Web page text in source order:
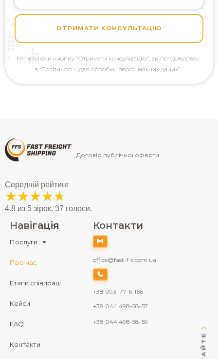
ОТРИМАТИ КОНСУЛЬТАЦІЮ
Натискаючи кнопку ”Отримати консультацію”, ви погоджуєтесь
з “Політикою щодо обробки персональних даних”.
Договір публічної оферти
Середній рейтинг
★★★★★
4.8 из 5 зірок. 37 голоси.
Навігація
Послуги
Про нас
Етапи співпраці
Кейси
FAQ
Контакти
Контакти
office@fast-f-s.com.ua
+38 093 177-6-166
+38 044 498-58-57
+38 044 498-58-59